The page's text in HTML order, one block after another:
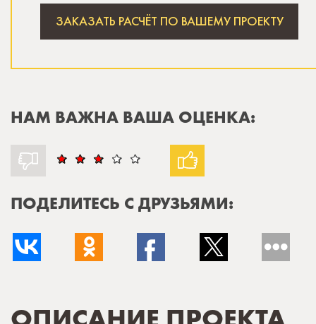
ЗАКАЗАТЬ РАСЧЁТ ПО ВАШЕМУ ПРОЕКТУ
НАМ ВАЖНА ВАША ОЦЕНКА:
ПОДЕЛИТЕСЬ С ДРУЗЬЯМИ: